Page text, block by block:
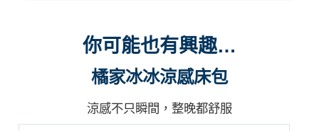
你可能也有興趣…
橘家冰冰涼感床包
涼感不只瞬間，整晚都舒服